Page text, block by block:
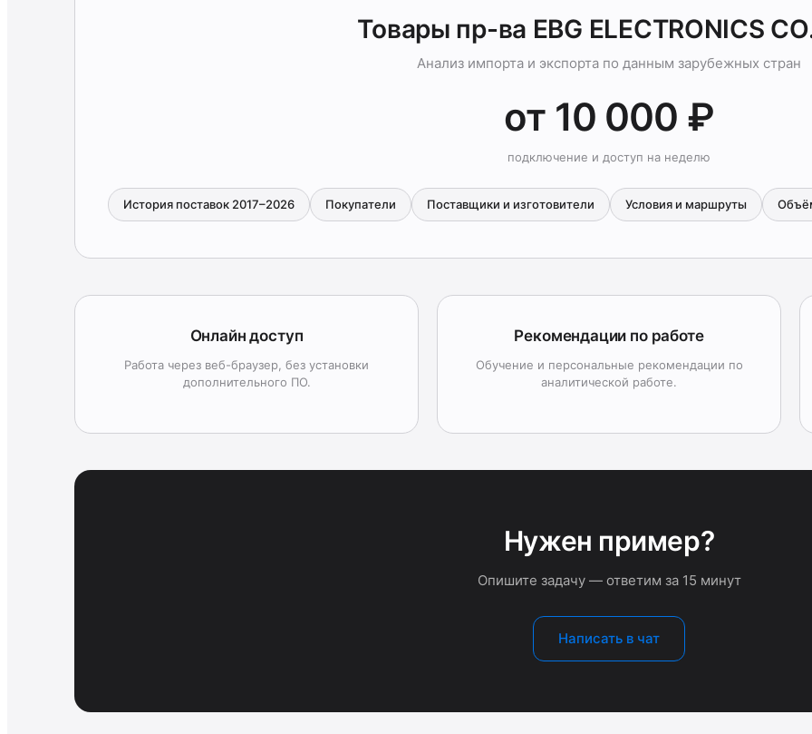
Товары пр-ва EBG ELECTRONICS
Анализ импорта и экспорта по данным зарубежных стран
от 10 000 ₽
подключение и доступ на неделю
История поставок 2017–2026 Покупатели Поставщики и изготовители Условия и маршруты
Онлайн доступ
Работа через веб-браузер, без установки
дополнительного ПО.
Рекомендации по работе
Обучение и персональные рекомендации по
аналитической работе.
Нужен пример?
Опишите задачу — ответим за 15 минут
Написать в чат